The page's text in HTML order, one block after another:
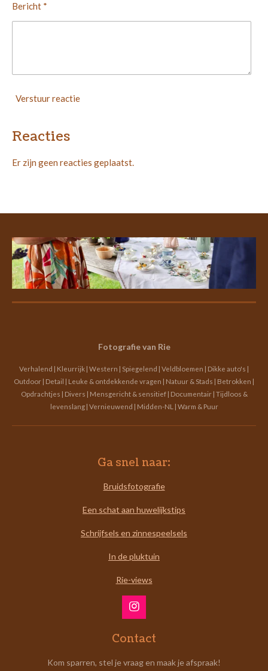
Bericht *
Verstuur reactie
Reacties
Er zijn geen reacties geplaatst.
Fotografie van Rie
Verhalend | Kleurrijk | Western | Spiegelend | Veldbloemen | Dikke auto's |
Outdoor | Detail | Leuke & ontdekkende vragen | Natuur & Stads | Betrokken |
Opdrachtjes | Divers | Mensgericht & sensitief | Documentair | Tijdloos &
levenslang | Vernieuwend | Midden-NL | Warm & Puur
Ga snel naar:
Bruidsfotografie
Een schat aan huwelijkstips
Schrijfsels en zinnespeelsels
In de pluktuin
Rie-views
I
n
s
t
g
Contact
Kom sparren, stel je vraag en maak je afspraak!